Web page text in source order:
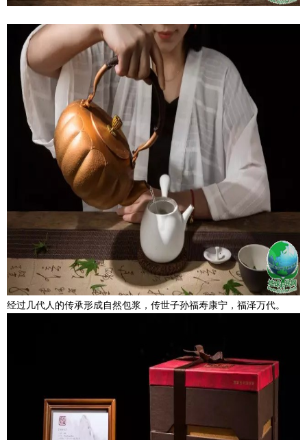
经过几代人的传承形成自然包浆，传世子孙福寿康宁，福泽万代。